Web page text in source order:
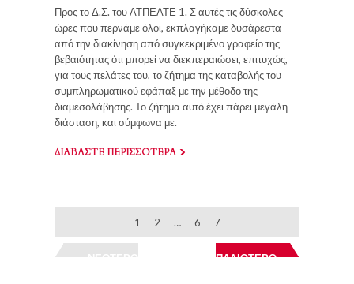
Προς το Δ.Σ. του ΑΤΠΕΑΤΕ 1. Σ αυτές τις δύσκολες
ώρες που περνάμε όλοι, εκπλαγήκαμε δυσάρεστα
από την διακίνηση από συγκεκριμένο γραφείο της
βεβαιότητας ότι μπορεί να διεκπεραιώσει, επιτυχώς,
για τους πελάτες του, το ζήτημα της καταβολής του
συμπληρωματικού εφάπαξ με την μέθοδο της
διαμεσολάβησης. Το ζήτημα αυτό έχει πάρει μεγάλη
διάσταση, και σύμφωνα με.
ΔΙΑΒΑΣΤΕ ΠΕΡΙΣΣΟΤΕΡΑ
ΝΕΩΤΕΡΟ ΠΑΛΙΟΤΕΡΟ
1 2 … 6 7